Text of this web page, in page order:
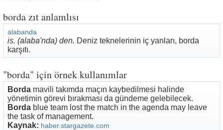
borda zıt anlamlısı
alabanda
is. (alaba'nda) den. Deniz teknelerinin iç yanları, borda
karşıtı.
"borda" için örnek kullanımlar
Borda mavili takımda maçın kaybedilmesi halinde
yönetimin görevi bırakması da gündeme gelebilecek.
Borda blue team lost the match in the agenda may leave
the task of management.
Kaynak: haber.stargazete.com